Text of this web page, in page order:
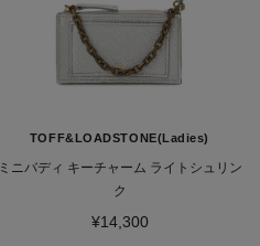
TOFF&LOADSTONE(Ladies)
ミニバディ キーチャーム ライトシュリン
ク
¥14,300